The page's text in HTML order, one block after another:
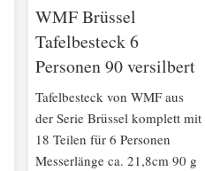
WMF Brüssel
Tafelbesteck 6
Personen 90 versilbert
Tafelbesteck von WMF aus
der Serie Brüssel komplett mit
18 Teilen für 6 Personen
Messerlänge ca. 21,8cm 90 g